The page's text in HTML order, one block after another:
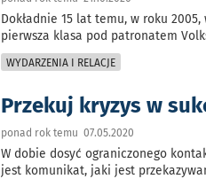
Dokładnie 15 lat temu, w roku 2005,
pierwsza klasa pod patronatem
WYDARZENIA I RELACJE
Przekuj kryzys w
ponad rok temu 07.05.2020
W dobie dosyć ograniczonego
jest komunikat, jaki jest